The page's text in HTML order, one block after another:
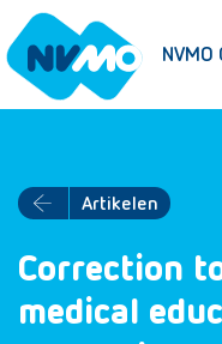
NVMO
Artikelen
Correction
medical